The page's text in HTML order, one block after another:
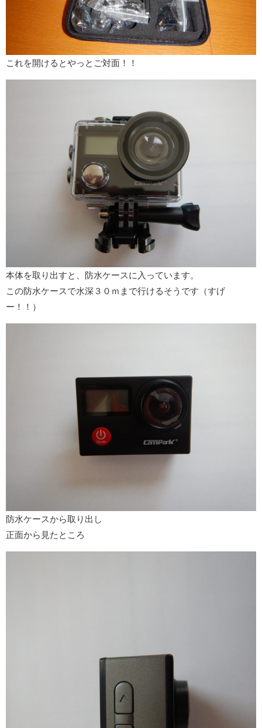
これを開けるとやっとご対面！！
本体を取り出すと、防水ケースに入っています。
この防水ケースで水深３０ｍまで行けるそうです（すげ
ー！！）
防水ケースから取り出し
正面から見たところ